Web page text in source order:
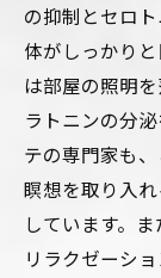
の抑制とセロ
体がしっかり
は部屋の照明
ラトニンの分
テの専門家も
瞑想を取り入
しています。
リラクゼーシ